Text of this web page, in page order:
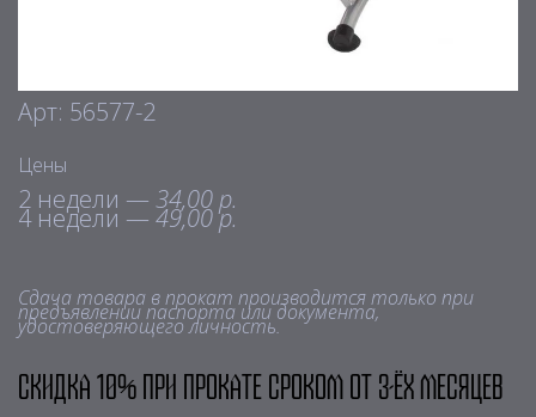
Арт: 56577-2
Цены
2 недели — 34,00 р.
4 недели — 49,00 р.
Сдача товара в прокат производится только при
предъявлении паспорта или документа,
удостоверяющего личность.
Скидка 10% при прокате сроком от 3-ёх месяцев